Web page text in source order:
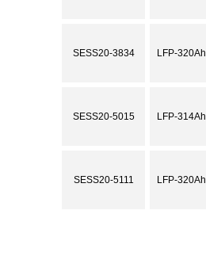
SESS20-3834 LFP-320Ah
SESS20-5015 LFP-314Ah
SESS20-5111 LFP-320Ah